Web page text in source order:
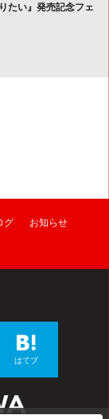
たい』発売記念フェ
グ
お知らせ
はてブ